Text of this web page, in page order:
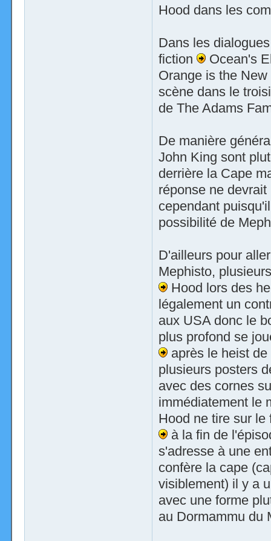
Hood dans les
Dans les
fiction
Ocean's
Orange is the
scène dans le
de The Adams
De manière
John King sont
derrière la Cape
réponse ne
cependant
possibilité de
D'ailleurs pour
Mephisto,
Hood lors des
légalement un
aux USA donc le
plus profond se
après le heist de
plusieurs posters
avec des cornes
immédiatement le
Hood ne tire sur le
à la fin de
s'adresse à une
confère la cape
visiblement) il y a
avec une forme
au Dormammu du